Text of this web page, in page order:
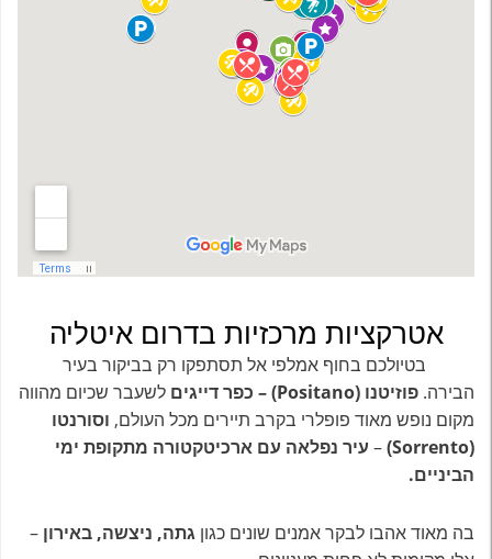
אטרקציות מרכזיות בדרום איטליה
בטיולכם בחוף אמלפי אל תסתפקו רק בביקור בעיר
הבירה. פוזיטנו (Positano) – כפר דייגים
לשעבר שכיום מהווה
מקום נופש מאוד פופלרי בקרב תיירים מכל העולם, וסורנטו
(Sorrento)
– עיר נפלאה עם ארכיטקטורה מתקופת ימי
הביניים.
בה מאוד אהבו לבקר אמנים שונים כגון גתה, ניצשה, באירון –